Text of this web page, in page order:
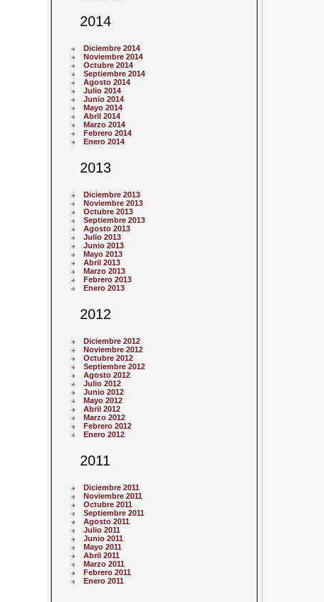
2014
Diciembre 2014
Noviembre 2014
Octubre 2014
Septiembre 2014
Agosto 2014
Julio 2014
Junio 2014
Mayo 2014
Abril 2014
Marzo 2014
Febrero 2014
Enero 2014
2013
Diciembre 2013
Noviembre 2013
Octubre 2013
Septiembre 2013
Agosto 2013
Julio 2013
Junio 2013
Mayo 2013
Abril 2013
Marzo 2013
Febrero 2013
Enero 2013
2012
Diciembre 2012
Noviembre 2012
Octubre 2012
Septiembre 2012
Agosto 2012
Julio 2012
Junio 2012
Mayo 2012
Abril 2012
Marzo 2012
Febrero 2012
Enero 2012
2011
Diciembre 2011
Noviembre 2011
Octubre 2011
Septiembre 2011
Agosto 2011
Julio 2011
Junio 2011
Mayo 2011
Abril 2011
Marzo 2011
Febrero 2011
Enero 2011